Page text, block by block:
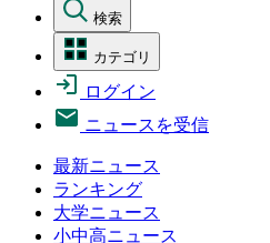
検索
カテゴリ
ログイン
ニュースを受信
最新ニュース
ランキング
大学ニュース
小中高ニュース